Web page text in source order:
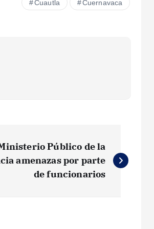
Cuautla Cuernavaca
Público de la
amenazas por parte
de funcionarios